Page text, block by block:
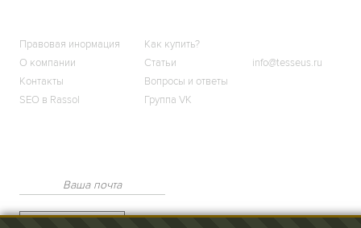
Правовая инормация
О компании
Контакты
SEO в Rassol
Как купить?
Статьи
Вопросы и ответы
Группа VK
info@tesseus.ru